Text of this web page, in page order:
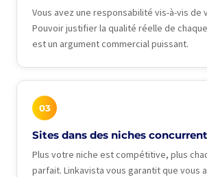
Vous avez une responsabilité vis-à-vis de
Pouvoir justifier la qualité réelle de
est un argument commercial puissant.
03
Sites dans des niches
Plus votre niche est compétitive, plus
parfait. Linkavista vous garantit que vous